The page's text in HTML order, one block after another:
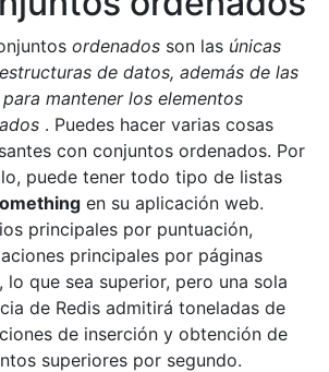
ordenados son las únicas
de datos, además de las
mantener los elementos
. Puedes hacer varias cosas
con conjuntos ordenados. Por
puede tener todo tipo de listas
en su aplicación web.
principales por puntuación,
principales por páginas
lo que sea superior, pero una sola
de Redis admitirá toneladas de
de inserción y obtención de
superiores por segundo.